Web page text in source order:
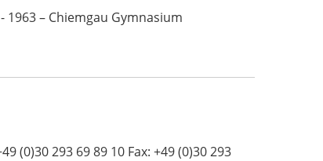
– Chiemgau Gymnasium
(0)30 293 69 89 10 Fax: +49 (0)30 293